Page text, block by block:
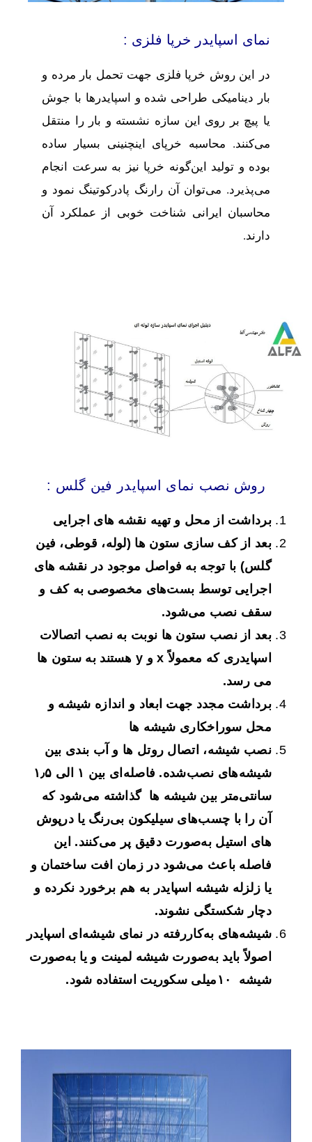
نمای اسپایدر خرپا فلزی :
در این روش خرپا فلزی جهت تحمل بار مرده و
بار دینامیکی طراحی شده و اسپایدرها با جوش
یا پیچ بر روی این سازه نشسته و بار را منتقل
می‌کنند. محاسبه خرپای اینچنینی بسیار ساده
بوده و تولید این‌گونه خرپا نیز به سرعت انجام
می‌پذیرد. می‌توان آن رارنگ پادرکوتینگ نمود و
محاسبان ایرانی شناخت خوبی از عملکرد آن
دارند.
روش نصب نمای اسپایدر فین گلس :
برداشت از محل و تهیه نقشه های اجرایی
بعد از کف سازی ستون ها (لوله، قوطی، فین
گلس) با توجه به فواصل موجود در نقشه های
اجرایی توسط بست‌های مخصوصی به کف و
سقف نصب می‌شود.
بعد از نصب ستون ها نوبت به نصب اتصالات
اسپایدری که معمولاً x و y هستند به ستون ها
می رسد.
برداشت مجدد جهت ابعاد و اندازه شیشه و
محل سوراخکاری شیشه ها
نصب شیشه، اتصال روتل ها و آب بندی بین
شیشه‌های نصب‌شده. فاصله‌ای بین ۱ الی ۱٫۵
سانتی‌متر بین شیشه ها گذاشته می‌شود که
آن را با چسب‌های سیلیکون بی‌رنگ یا درپوش
های استیل به‌صورت دقیق پر می‌کنند. این
فاصله باعث می‌شود در زمان افت ساختمان و
یا زلزله شیشه اسپایدر به هم برخورد نکرده و
دچار شکستگی نشوند.
شیشه‌های به‌کاررفته در نمای شیشه‌ای اسپایدر
اصولاً باید به‌صورت شیشه لمینت و یا به‌صورت
شیشه ۱۰میلی سکوریت استفاده شود.